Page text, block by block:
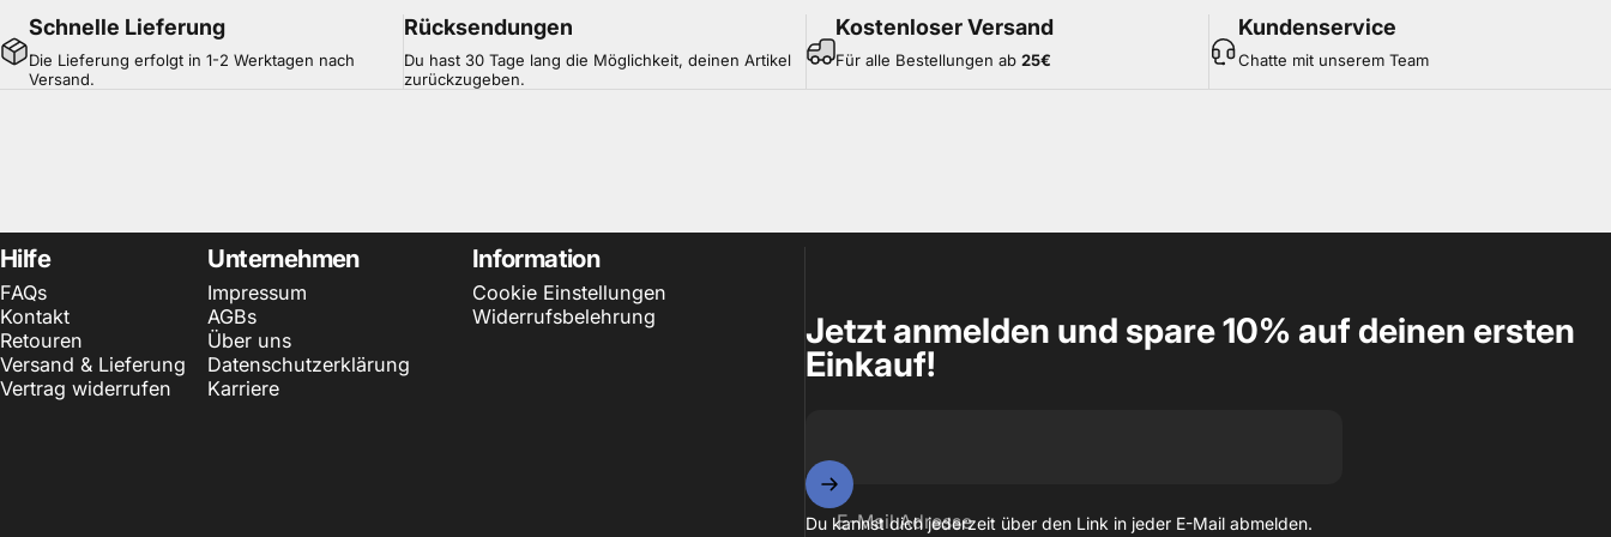
Schnelle Lieferung
Die Lieferung erfolgt in 1-2 Werktagen nach
Versand.
Rücksendungen
Du hast 30 Tage lang die Möglichkeit, deinen Artikel
zurückzugeben.
Kostenloser Versand
Für alle Bestellungen ab 25€
Kundenservice
Chatte mit unserem Team
Hilfe
FAQs
Kontakt
Retouren
Versand & Lieferung
Vertrag widerrufen
Unternehmen
Impressum
AGBs
Über uns
Datenschutzerklärung
Karriere
Information
Cookie Einstellungen
Widerrufsbelehrung
Jetzt anmelden und spare 10% auf deinen ersten
Einkauf!
E-Mail Adresse
Du kannst dich jederzeit über den Link in jeder E-Mail abmelden.